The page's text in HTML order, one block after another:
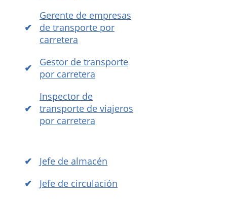
Gerente de empresas
de transporte por
carretera
Gestor de transporte
por carretera
Inspector de
transporte de viajeros
por carretera
Jefe de almacén
Jefe de circulación